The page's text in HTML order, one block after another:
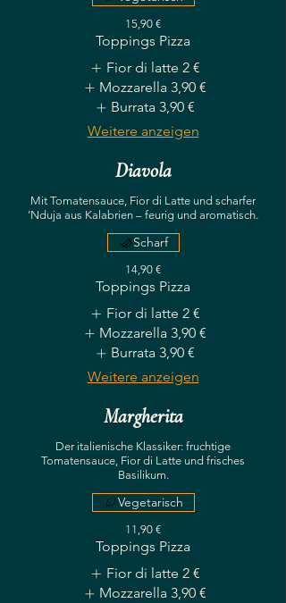
15,90 €
Toppings Pizza
Fior di latte 2 €
Mozzarella 3,90 €
Burrata 3,90 €
Weitere anzeigen
Diavola
Mit Tomatensauce, Fior di Latte und scharfer
’Nduja aus Kalabrien – feurig und aromatisch.
14,90 €
Scharf
Toppings Pizza
Fior di latte 2 €
Mozzarella 3,90 €
Burrata 3,90 €
Weitere anzeigen
Margherita
Der italienische Klassiker: fruchtige
Tomatensauce, Fior di Latte und frisches
Basilikum.
11,90 €
Vegetarisch
Toppings Pizza
Fior di latte 2 €
Mozzarella 3,90 €